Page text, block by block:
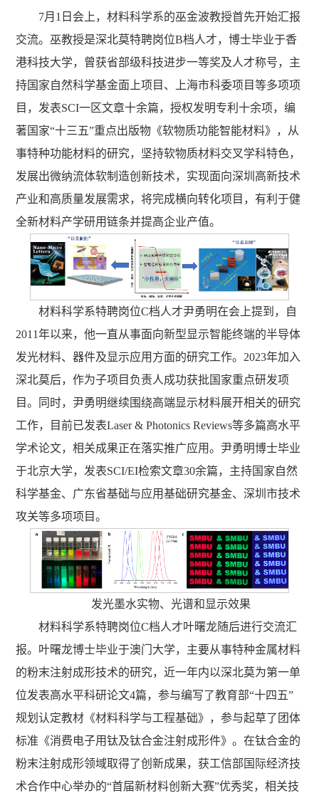
7月1日会上，材料科学系的巫金波教授首先开始汇报
交流。巫教授是深北莫特聘岗位B档人才，博士毕业于香
港科技大学，曾获省部级科技进步一等奖及人才称号，主
持国家自然科学基金面上项目、上海市科委项目等多项项
目，发表SCI一区文章十余篇，授权发明专利十余项，编
著国家“十三五”重点出版物《软物质功能智能材料》，从
事特种功能材料的研究，坚持软物质材料交叉学科特色，
发展出微纳流体软制造创新技术，实现面向深圳高新技术
产业和高质量发展需求，将完成横向转化项目，有利于健
全新材料产学研用链条并提高企业产值。
材料科学系特聘岗位C档人才尹勇明在会上提到，自
2011年以来，他一直从事面向新型显示智能终端的半导体
发光材料、器件及显示应用方面的研究工作。2023年加入
深北莫后，作为子项目负责人成功获批国家重点研发项
目。同时，尹勇明继续围绕高端显示材料展开相关的研究
工作，目前已发表Laser & Photonics Reviews等多篇高水平
学术论文，相关成果正在落实推广应用。尹勇明博士毕业
于北京大学，发表SCI/EI检索文章30余篇，主持国家自然
科学基金、广东省基础与应用基础研究基金、深圳市技术
攻关等多项项目。
发光墨水实物、光谱和显示效果
材料科学系特聘岗位C档人才叶曙龙随后进行交流汇
报。叶曙龙博士毕业于澳门大学，主要从事特种金属材料
的粉末注射成形技术的研究，近一年内以深北莫为第一单
位发表高水平科研论文4篇，参与编写了教育部“十四五”
规划认定教材《材料科学与工程基础》，参与起草了团体
标准《消费电子用钛及钛合金注射成形件》。在钛合金的
粉末注射成形领域取得了创新成果，获工信部国际经济技
术合作中心举办的“首届新材料创新大赛”优秀奖，相关技